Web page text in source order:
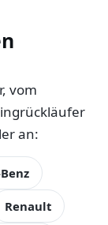
vom
an:
Renault